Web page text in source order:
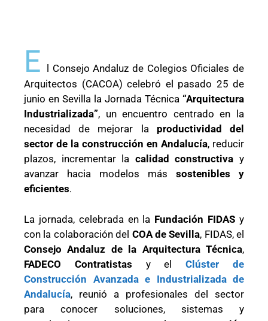
E
l Consejo Andaluz de Colegios Oficiales de
Arquitectos (CACOA) celebró el pasado 25 de
junio en Sevilla la Jornada Técnica “Arquitectura
Industrializada”, un encuentro centrado en la
necesidad de mejorar la productividad del
sector de la construcción en Andalucía, reducir
plazos, incrementar la calidad constructiva y
avanzar hacia modelos más sostenibles y
eficientes.
La jornada, celebrada en la Fundación FIDAS y
con la colaboración del COA de Sevilla, FIDAS, el
Consejo Andaluz de la Arquitectura Técnica,
FADECO Contratistas y elClúster de
Construcción Avanzada e Industrializada de
Andalucía, reunió a profesionales del sector
para conocer soluciones, sistemas y